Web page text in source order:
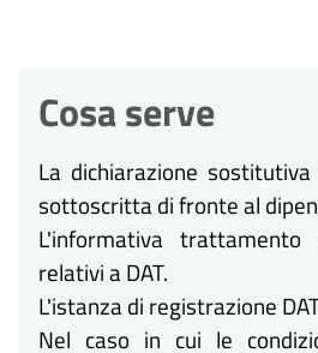
Cosa serve
La dichiarazione
sottoscritta di fronte al
L'informativa trattamento
relativi a DAT.
L'istanza di registrazione
Nel caso in cui le